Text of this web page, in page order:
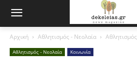
Αρχική Αθλητισμός - Νεολαία
Αθλητισμός - Νεολαία Κοινωνία